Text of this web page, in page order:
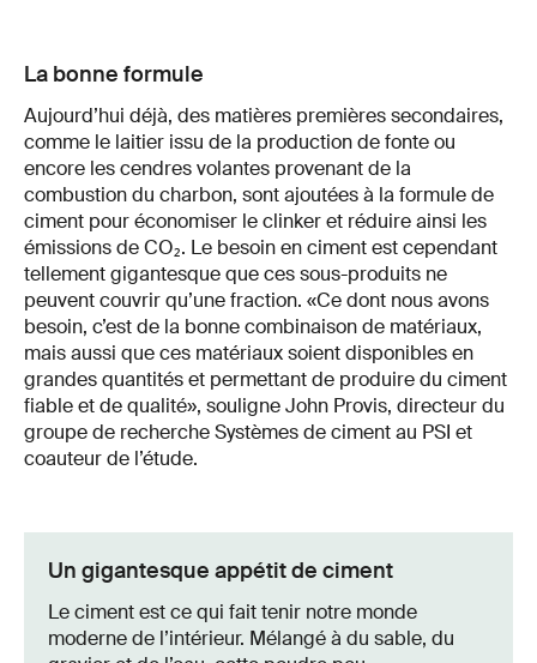
La bonne formule
Aujourd’hui déjà, des matières premières secondaires,
comme le laitier issu de la production de fonte ou
encore les cendres volantes provenant de la
combustion du charbon, sont ajoutées à la formule de
ciment pour économiser le clinker et réduire ainsi les
émissions de CO₂. Le besoin en ciment est cependant
tellement gigantesque que ces sous-produits ne
peuvent couvrir qu’une fraction. «Ce dont nous avons
besoin, c’est de la bonne combinaison de matériaux,
mais aussi que ces matériaux soient disponibles en
grandes quantités et permettant de produire du ciment
fiable et de qualité», souligne John Provis, directeur du
groupe de recherche Systèmes de ciment au PSI et
coauteur de l’étude.
Un gigantesque appétit de ciment
Le ciment est ce qui fait tenir notre monde
moderne de l’intérieur. Mélangé à du sable, du